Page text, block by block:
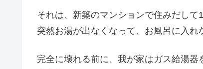
それは、新築のマンションで住みだして
突然お湯が出なくなって、お風呂に入
完全に壊れる前に、我が家はガス給湯